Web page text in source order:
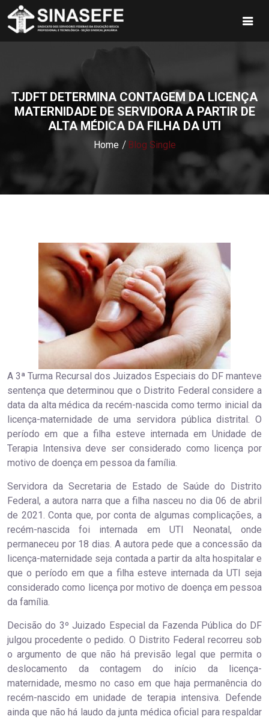
TJDFT DETERMINA CONTAGEM DA LICENÇA
MATERNIDADE DE SERVIDORA A PARTIR DE
ALTA MÉDICA DA FILHA DA UTI
Home Blog Single
A 3ª Turma Recursal dos Juizados Especiais do DF manteve
sentença que determinou que o Distrito Federal considere a
data da alta médica da recém-nascida como termo inicial da
licença-maternidade de uma servidora pública distrital. O
período em que a filha esteve internada em Unidade de
Terapia Intensiva deve ser considerado como licença por
motivo de doença em pessoa da família.
Servidora da Secretaria de Estado de Saúde do Distrito
Federal, a autora narra que a filha nasceu no dia 06 de abril
de 2021. Conta que, por conta de algumas complicações, a
recém-nascida foi internada em UTI Neonatal, onde
permaneceu por 18 dias. A autora pede que a concessão da
licença-maternidade seja contada a partir da alta hospitalar e
que o período em que a filha esteve internada da UTI seja
considerado como licença por motivo de doença em pessoa
da família.
Decisão do 3º Juizado Especial da Fazenda Pública do DF
julgou procedente o pedido. O Distrito Federal recorreu sob
o argumento de que não há previsão legal que permita o
deslocamento da contagem do início da licença-
maternidade, mesmo no caso em que haja permanência do
recém-nascido em unidade de terapia intensiva. Defende
ainda que não há laudo da junta médica oficial para respaldar